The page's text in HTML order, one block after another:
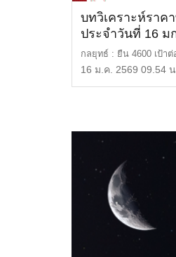
บทวิเคราะห์ราค
ประจำวันที่ 16 ม
กลยุทธ์ : ยืน 4600 เป้า
: $4,580 หรือ […]
16 ม.ค. 2569 09.54 น.